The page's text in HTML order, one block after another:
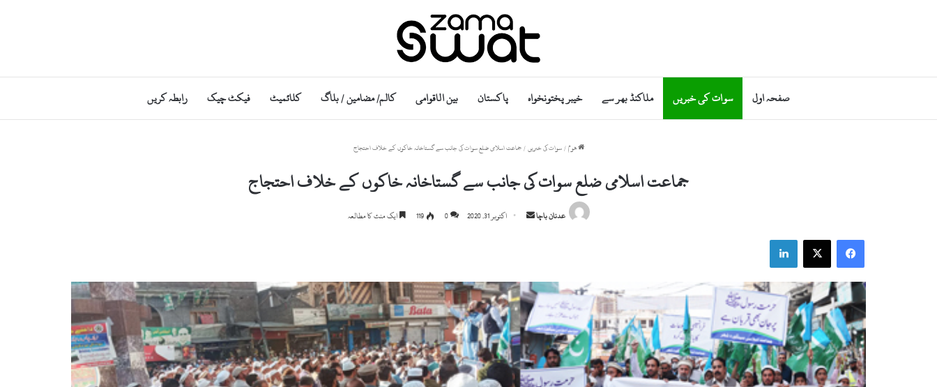
صفحہ اول سوات کی خبریں ملاکنڈ بھر سے خیبر پختونخواہ پاکستان بین الاقوامی کالم/ مضامین / بلاگ کلائمیٹ فیکٹ چیک رابطہ کریں
ھوم / سوات کی خبریں / جماعت اسلامی ضلع سوات کی جانب سے گستاخانہ خاکوں کے خلاف احتجاج
جماعت اسلامی ضلع سوات کی جانب سے گستاخانہ خاکوں کے خلاف احتجاج
عدنان باچا
Send اکتوبر 31, 2020 0
119 ایک منٹ کا مطالعہ
Facebook
X
LinkedIn